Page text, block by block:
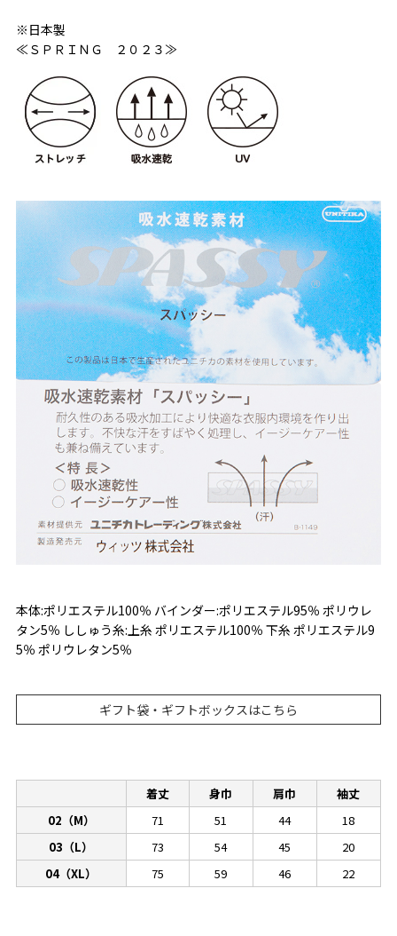
※日本製
≪ＳＰＲＩＮＧ ２０２３≫
本体:ポリエステル100％ バインダー:ポリエステル95％ ポリウレ
タン5％ ししゅう糸:上糸 ポリエステル100％ 下糸 ポリエステル9
5％ ポリウレタン5％
ギフト袋・ギフトボックスはこちら
着丈 身巾 肩巾
袖丈
02（M）
71 51 44
18
03（L）
73 54 45
20
04（XL）
75 59 46 22